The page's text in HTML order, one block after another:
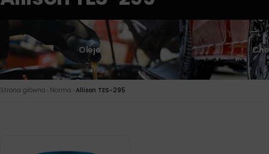
Oleje
Strona główna › Norma › Allison TES-295